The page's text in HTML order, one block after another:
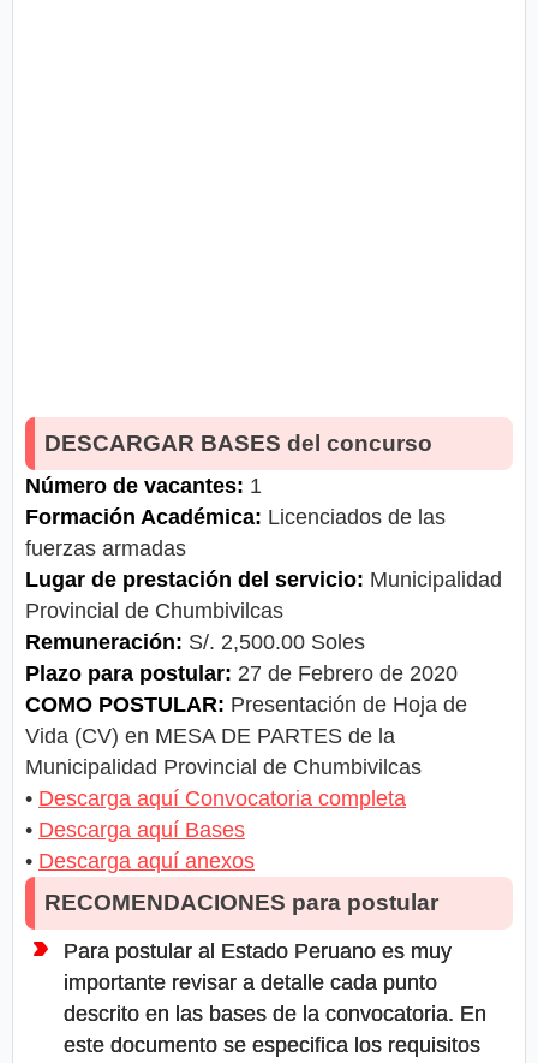
DESCARGAR BASES del concurso
Número de vacantes: 1
Formación Académica: Licenciados de las
fuerzas armadas
Lugar de prestación del servicio: Municipalidad
Provincial de Chumbivilcas
Remuneración: S/. 2,500.00 Soles
Plazo para postular: 27 de Febrero de 2020
COMO POSTULAR: Presentación de Hoja de
Vida (CV) en MESA DE PARTES de la
Municipalidad Provincial de Chumbivilcas
• Descarga aquí Convocatoria completa
• Descarga aquí Bases
• Descarga aquí anexos
RECOMENDACIONES para postular
Para postular al Estado Peruano es muy
importante revisar a detalle cada punto
descrito en las bases de la convocatoria. En
este documento se especifica los requisitos